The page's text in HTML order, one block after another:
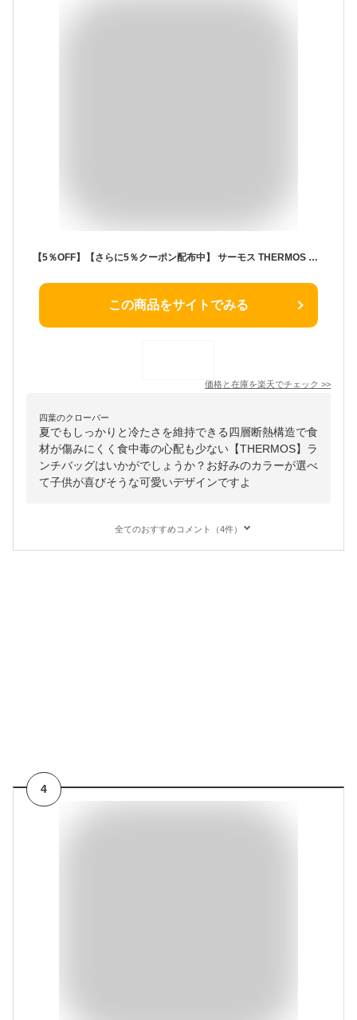
【5％OFF】【さらに5％クーポン配布中】 サーモス THERMOS 保冷ランチバッグ 2L RFC-002 保冷バッグ 正規品 保冷 4層断熱構造 お弁当袋 ポーチ カバー ランチバッグ おしゃれ 男子 女子 子供 キッズ 送料無料 ディズニー ミニーマウス ミッフィー
この商品をサイトでみる
価格と在庫を楽天でチェック >>
四葉のクローバー
夏でもしっかりと冷たさを維持できる四層断熱構造で食
材が傷みにくく食中毒の心配も少ない【THERMOS】ラ
ンチバッグはいかがでしょうか？お好みのカラーが選べ
て子供が喜びそうな可愛いデザインですよ
全てのおすすめコメント（4件）
4